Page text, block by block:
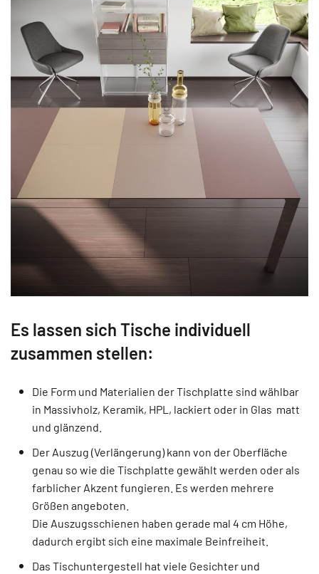
Es lassen sich Tische individuell
zusammen stellen:
Die Form und Materialien der Tischplatte sind wählbar
in Massivholz, Keramik, HPL, lackiert oder in Glas matt
und glänzend.
Der Auszug (Verlängerung) kann von der Oberfläche
genau so wie die Tischplatte gewählt werden oder als
farblicher Akzent fungieren. Es werden mehrere
Größen angeboten.
Die Auszugsschienen haben gerade mal 4 cm Höhe,
dadurch ergibt sich eine maximale Beinfreiheit.
Das Tischuntergestell hat viele Gesichter und